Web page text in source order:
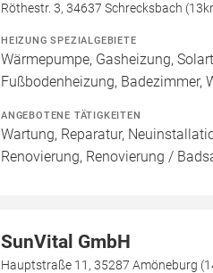
Röthestr. 3, 34637 Schrecksbach
HEIZUNG SPEZIALGEBIETE
Wärmepumpe, Gasheizung,
Fußbodenheizung,
ANGEBOTENE TÄTIGKEITEN
Wartung, Reparatur,
Renovierung, Renovierung /
SunVital GmbH
Hauptstraße 11, 35287 Amöneburg